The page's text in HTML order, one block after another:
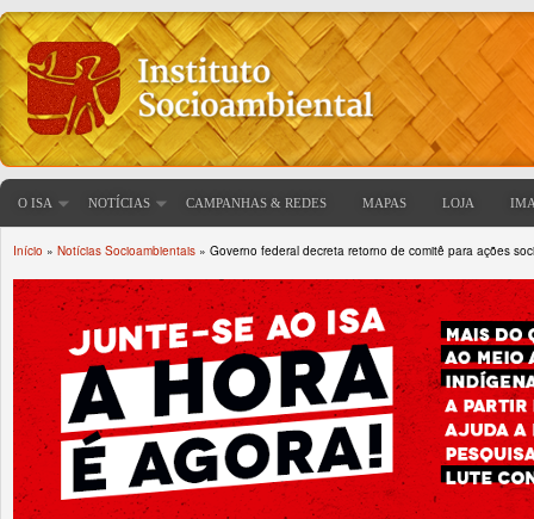
O ISA NOTÍCIAS CAMPANHAS & REDES MAPAS LOJA
Início » Notícias Socioambientais » Governo federal decreta retorno de comitê para ações